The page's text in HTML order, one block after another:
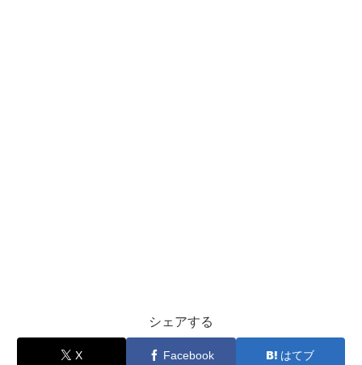
シェアする
X Facebook はてブ